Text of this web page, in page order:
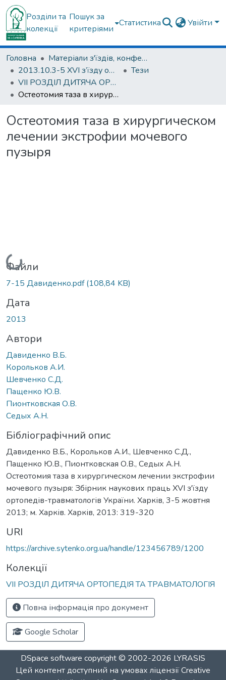
Розділи та
колекції
Пошук за
критеріями
Статистика Увійти
Головна
Матеріали з'їздів, конференцій, симпозіумів та ін.
2013.10.3-5 ХVI з’їзду ортопедів-травматологів України; 3-5 жовтня 2013; м. Харків.
Тези
VІІ РОЗДІЛ ДИТЯЧА ОРТОПЕДІЯ ТА ТРАВМАТОЛОГІЯ
Остеотомия таза в хирургическом лечении экстрофии мочевого пузыря
Остеотомия таза в хирургическом
лечении экстрофии мочевого
пузыря
Вантажиться...
Файли
7-15 Давиденко.pdf(108,84 KB)
Дата
2013
Автори
Давиденко В.Б.
Корольков А.И.
Шевченко С.Д.
Пащенко Ю.В.
Пионтковская О.В.
Седых А.Н.
Бібліографічний опис
Давиденко В.Б., Корольков А.И., Шевченко С.Д.,
Пащенко Ю.В., Пионтковская О.В., Седых А.Н.
Остеотомия таза в хирургическом лечении экстрофии
мочевого пузыря: Збірник наукових праць ХVІ з'їзду
ортопедів-травматологів України. Харків, 3-5 жовтня
2013; м. Харків. Харків, 2013: 319-320
URI
https://archive.sytenko.org.ua/handle/123456789/1200
Колекції
VІІ РОЗДІЛ ДИТЯЧА ОРТОПЕДІЯ ТА ТРАВМАТОЛОГІЯ
Повна інформація про документ
Google Scholar
DSpace software copyright © 2002-2026 LYRASIS
Цей контент доступний на умовах ліцензіїCreative